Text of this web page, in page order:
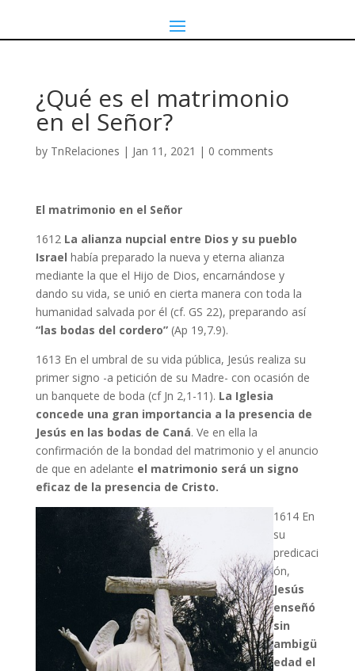
¿Qué es el matrimonio
en el Señor?
by TnRelaciones | Jan 11, 2021 | 0 comments
El matrimonio en el Señor
1612La alianza nupcial entre Dios y su pueblo
Israel había preparado la nueva y eterna alianza
mediante la que el Hijo de Dios, encarnándose y
dando su vida, se unió en cierta manera con toda la
humanidad salvada por él (cf. GS 22), preparando así
“las bodas del cordero” (Ap 19,7.9).
1613 En el umbral de su vida pública, Jesús realiza su
primer signo -a petición de su Madre- con ocasión de
un banquete de boda (cf Jn 2,1-11). La Iglesia
concede una gran importancia a la presencia de
Jesús en las bodas de Caná. Ve en ella la
confirmación de la bondad del matrimonio y el anuncio
de que en adelante el matrimonio será un signo
eficaz de la presencia de Cristo.
1614 En
su
predicaci
ón,
Jesús
enseñó
sin
ambigü
edad el